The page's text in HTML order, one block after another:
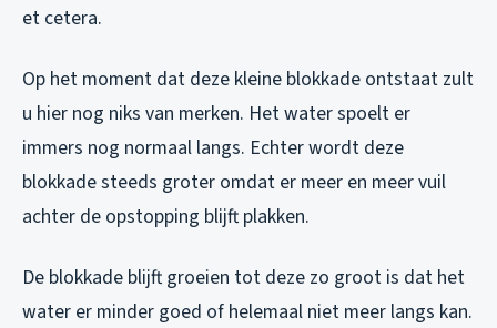
et cetera.
Op het moment dat deze kleine blokkade ontstaat zult
u hier nog niks van merken. Het water spoelt er
immers nog normaal langs. Echter wordt deze
blokkade steeds groter omdat er meer en meer vuil
achter de opstopping blijft plakken.
De blokkade blijft groeien tot deze zo groot is dat het
water er minder goed of helemaal niet meer langs kan.